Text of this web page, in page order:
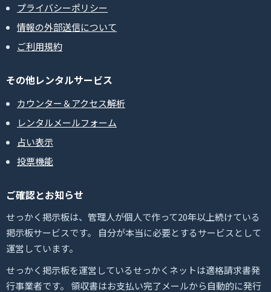
プライバシーポリシー
情報の外部送信について
ご利用規約
その他レンタルサービス
カウンター＆アクセス解析
レンタルメールフォーム
占い表示
投票機能
ご確認とお知らせ
せっかく掲示板は、管理人が個人で作って20年以上続けている
掲示板サービスです。 自分が本当に必要とするサービスとして
運営しています。
せっかく掲示板を運営しているせっかくネットは適格請求書発
行事業者です。 領収書はお支払い完了メールから自動的に発行